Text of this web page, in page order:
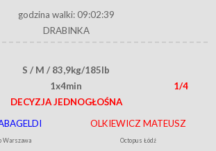
godzina walki: 09:02:39
DRABINKA
S / M / 83,9kg/185lb
1x4min
1/4
DECYZJA JEDNOGŁOŚNA
Warszawa
OLKIEWICZ MATEUSZ
Octopus Łódź